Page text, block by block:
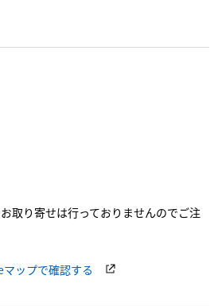
取り寄せは行っておりませんのでご注
ップで確認する